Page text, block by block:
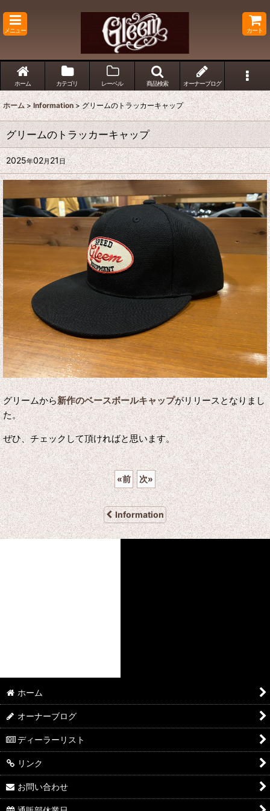
メニュー カート
ホーム カテゴリ レーベル 商品検索 オーナーブログ
ホーム > Information > グリームのトラッカーキャップ
グリームのトラッカーキャップ
2025年02月21日
グリームから新作のベースボールキャップがリリースとなりまし
た。
ぜひ、チェックして頂ければと思います。
«前 次»
Information
ホーム
オーナーブログ
ディーラーリスト
リンク
お問い合わせ